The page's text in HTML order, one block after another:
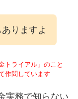
りますよ
トライアル」のこと
作問しています
務で知らない